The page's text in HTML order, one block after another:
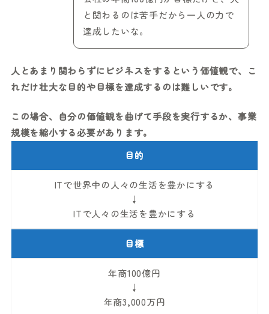
と関わるのは苦手だから一人の力で
達成したいな。
人とあまり関わらずにビジネスをするという価値観で、こ
れだけ壮大な目的や目標を達成するのは難しいです。
この場合、自分の価値観を曲げて手段を実行するか、事業
規模を縮小する必要があります。
目的
ITで世界中の人々の生活を豊かにする
↓
ITで人々の生活を豊かにする
目標
年商100億円
↓
年商3,000万円